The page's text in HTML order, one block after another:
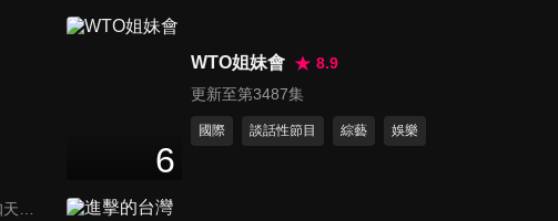
47
分鐘
第46集 顧家男女智商換購賽
6
WTO姐妹會
8.9
更新至第3487集
國際 談話性節目 綜藝 娛樂